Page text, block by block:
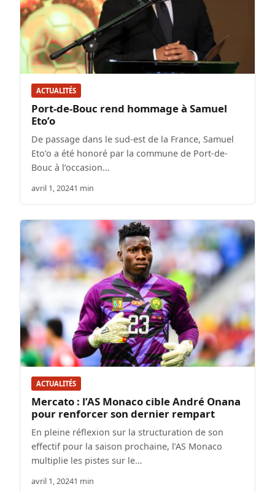
ACTUALITÉS
Port-de-Bouc rend hommage à Samuel
Eto’o
De passage dans le sud-est de la France, Samuel
Eto’o a été honoré par la commune de Port-de-
Bouc à l’occasion…
avril 1, 20241 min
ACTUALITÉS
Mercato : l’AS Monaco cible André Onana
pour renforcer son dernier rempart
En pleine réflexion sur la structuration de son
effectif pour la saison prochaine, l’AS Monaco
multiplie les pistes sur le…
avril 1, 20241 min